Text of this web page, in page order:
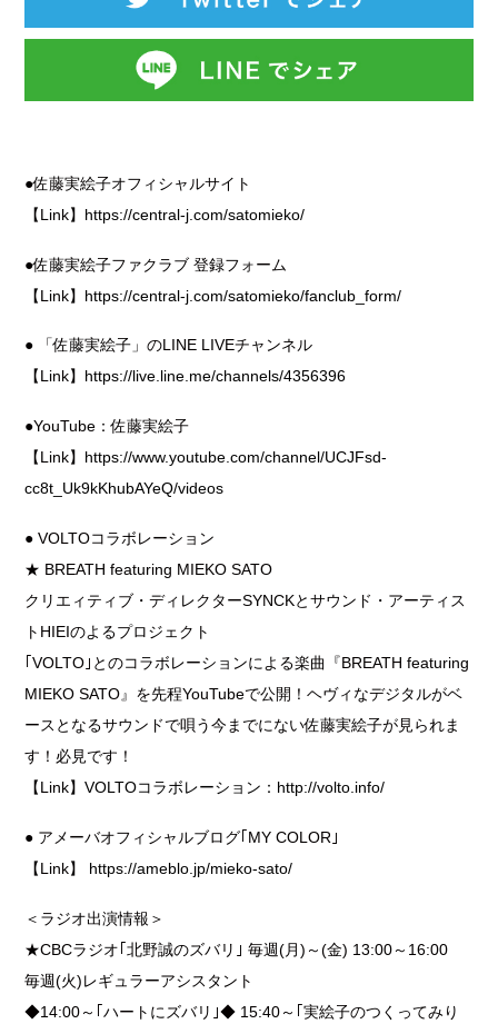
●佐藤実絵子オフィシャルサイト
【Link】 https://central-j.com/satomieko/
●佐藤実絵子ファクラブ 登録フォーム
【Link】 https://central-j.com/satomieko/fanclub_form/
● 「佐藤実絵子」のLINE LIVEチャンネル
【Link】 https://live.line.me/channels/4356396
●YouTube：佐藤実絵子
【Link】 https://www.youtube.com/channel/UCJFsd-
cc8t_Uk9kKhubAYeQ/videos
● VOLTOコラボレーション
★ BREATH featuring MIEKO SATO
クリエィティブ・ディレクターSYNCKとサウンド・アーティス
トHIEIのよるプロジェクト
｢VOLTO｣とのコラボレーションによる楽曲『BREATH featuring
MIEKO SATO』を先程YouTubeで公開！ヘヴィなデジタルがベ
ースとなるサウンドで唄う今までにない佐藤実絵子が見られま
す！必見です！
【Link】VOLTOコラボレーション：http://volto.info/
● アメーバオフィシャルブログ｢MY COLOR｣
【Link】 https://ameblo.jp/mieko-sato/
＜ラジオ出演情報＞
★CBCラジオ｢北野誠のズバリ｣ 毎週(月)～(金) 13:00～16:00
毎週(火)レギュラーアシスタント
◆14:00～｢ハートにズバリ｣◆ 15:40～｢実絵子のつくってみり